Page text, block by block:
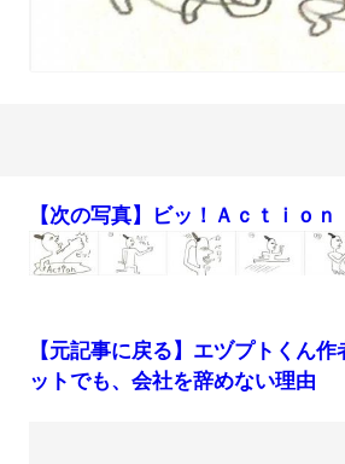
【次の写真】ビッ！Ａｃｔｉｏｎ
【元記事に戻る】エヅプトくん
ットでも、会社を辞めない理由